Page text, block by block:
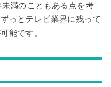
満のこともある点を考
っとテレビ業界に残って
能です。